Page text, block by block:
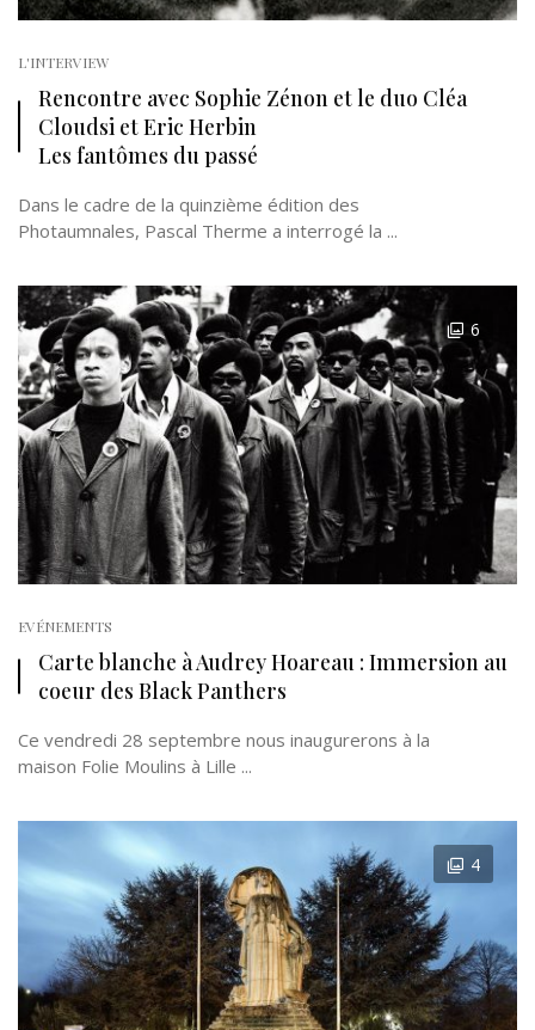
L'INTERVIEW
Rencontre avec Sophie Zénon et le duo Cléa
Cloudsi et Eric Herbin
Les fantômes du passé
Dans le cadre de la quinzième édition des
Photaumnales, Pascal Therme a interrogé la ...
6
EVÉNEMENTS
Carte blanche à Audrey Hoareau : Immersion au
coeur des Black Panthers
Ce vendredi 28 septembre nous inaugurerons à la
maison Folie Moulins à Lille ...
4